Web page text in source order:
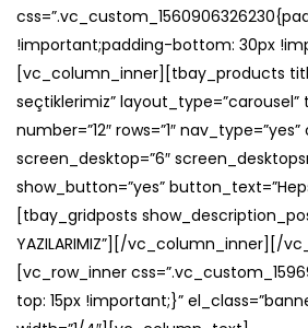
!important;padding-bottom: 30px
[vc_column_inner][tbay_products
seçtiklerimiz” layout_type=”carousel”
number=”12″ rows=”1″
screen_desktop=”6″
show_button=”yes”
[tbay_gridposts
YAZILARIMIZ”][/vc_column_inner][/
[vc_row_inner
top: 15px !important;}”